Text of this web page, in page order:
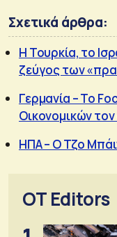
Σχετικά άρθρα:
Η Τουρκία, το
ζεύγος των
Γερμανία – Το
Οικονομικών
ΗΠΑ – Ο Τζο
OT Editors